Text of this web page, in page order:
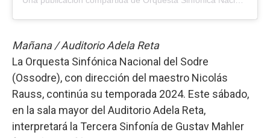
Mañana / Auditorio Adela Reta
La Orquesta Sinfónica Nacional del Sodre
(Ossodre), con dirección del maestro Nicolás
Rauss, continúa su temporada 2024. Este sábado,
en la sala mayor del Auditorio Adela Reta,
interpretará la Tercera Sinfonía de Gustav Mahler